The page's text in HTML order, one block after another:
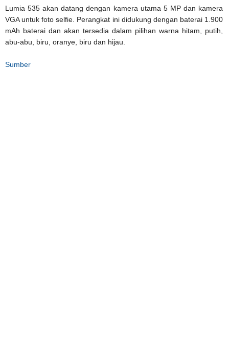
Lumia 535 akan datang dengan kamera utama 5 MP dan kamera
VGA untuk foto selfie. Perangkat ini didukung dengan baterai 1.900
mAh baterai dan akan tersedia dalam pilihan warna hitam, putih,
abu-abu, biru, oranye, biru dan hijau.
Sumber